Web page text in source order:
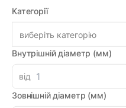
Категорії
виберіть категорію
Внутрішній діаметр (мм)
від
Зовнішній діаметр (мм)
Інформація
Доставка і оплата
Гарантія та повернення
Політика конфіденційності